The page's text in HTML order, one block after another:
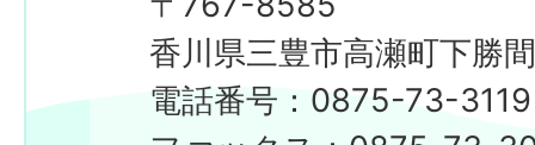
香川県三豊市高瀬町下勝
電話番号：0875-73-3119